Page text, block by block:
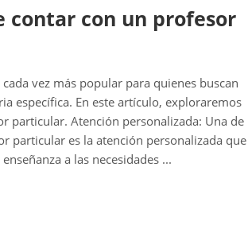
contar con un profesor
vez más popular para quienes buscan
específica. En este artículo, exploraremos
particular. Atención personalizada: Una de
particular es la atención personalizada que
a las necesidades ...